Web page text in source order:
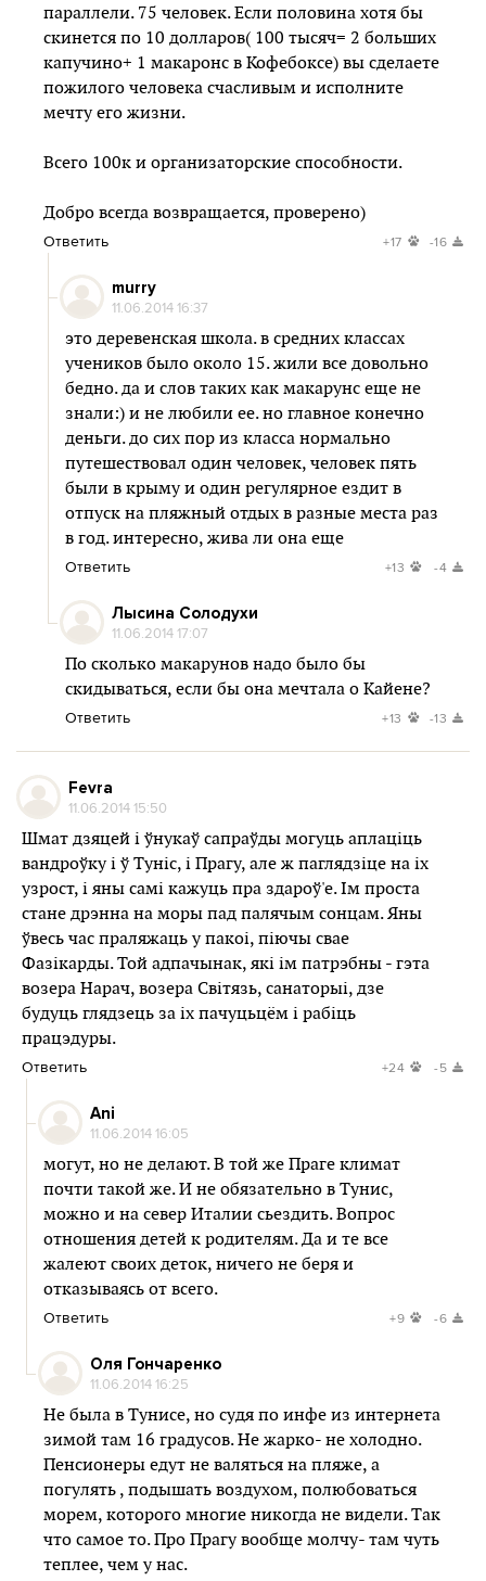
параллели. 75 человек. Если половина хотя бы
скинется по 10 долларов( 100 тысяч= 2 больших
капучино+ 1 макаронс в Кофебоксе) вы сделаете
пожилого человека счасливым и исполните
мечту его жизни.
Всего 100к и организаторские способности.
Добро всегда возвращается, проверено)
Ответить +17 -16
murrу
11.06.2014 16:37
это деревенская школа. в средних классах
учеников было около 15. жили все довольно
бедно. да и слов таких как макарунс еще не
знали:) и не любили ее. но главное конечно
деньги. до сих пор из класса нормально
путешествовал один человек, человек пять
были в крыму и один регулярное ездит в
отпуск на пляжный отдых в разные места раз
в год. интересно, жива ли она еще
Ответить +13 -4
Лысина Солодухи
11.06.2014 17:07
По сколько макарунов надо было бы
скидываться, если бы она мечтала о Кайене?
Ответить +13 -13
Fevra
11.06.2014 15:50
Шмат дзяцей і ўнукаў сапраўды могуць аплаціць
вандроўку і ў Туніс, і Прагу, але ж паглядзіце на іх
узрост, і яны самі кажуць пра здароў'е. Ім проста
стане дрэнна на моры пад палячым сонцам. Яны
ўвесь час праляжаць у пакоі, піючы свае
Фазікарды. Той адпачынак, які ім патрэбны - гэта
возера Нарач, возера Світязь, санаторыі, дзе
будуць глядзець за іх пачуцьцём і рабіць
працэдуры.
Ответить +24 -5
Ani
11.06.2014 16:05
могут, но не делают. В той же Праге климат
почти такой же. И не обязательно в Тунис,
можно и на север Италии сьездить. Вопрос
отношения детей к родителям. Да и те все
жалеют своих деток, ничего не беря и
отказываясь от всего.
Ответить +9 -6
Оля Гончаренко
11.06.2014 16:25
Не была в Тунисе, но судя по инфе из интернета
зимой там 16 градусов. Не жарко- не холодно.
Пенсионеры едут не валяться на пляже, а
погулять , подышать воздухом, полюбоваться
морем, которого многие никогда не видели. Так
что самое то. Про Прагу вообще молчу- там чуть
теплее, чем у нас.